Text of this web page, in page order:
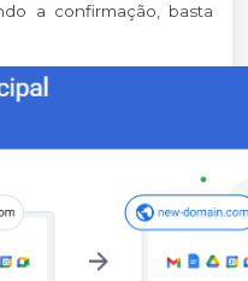
a confirmação, basta